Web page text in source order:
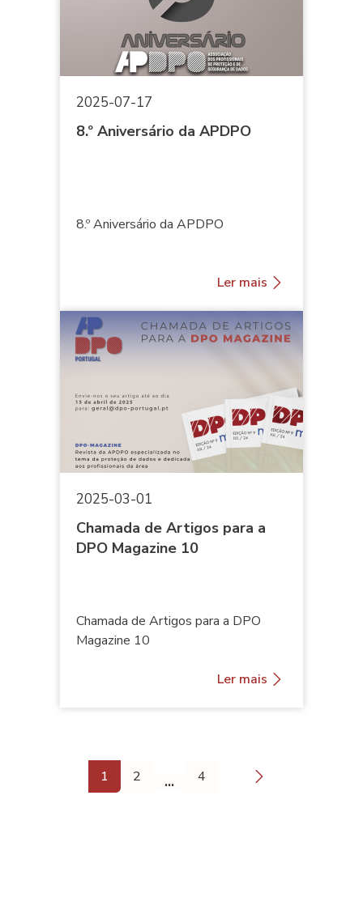
2025-07-17
8.º Aniversário da APDPO
8.º Aniversário da APDPO
Ler mais
2025-03-01
Chamada de Artigos para a
DPO Magazine 10
Chamada de Artigos para a DPO
Magazine 10
Ler mais
Página
1
Página
2 …
4